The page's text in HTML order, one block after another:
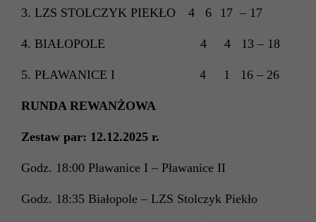
3. LZS STOLCZYK PIEKŁO 4 6 17 – 17
4. BIAŁOPOLE 4 4 13 – 18
5. PŁAWANICE I 4 1 16 – 26
RUNDA REWANŻOWA
Zestaw par: 12.12.2025 r.
Godz. 18:00 Pławanice I – Pławanice II
Godz. 18:35 Białopole – LZS Stolczyk Piekło